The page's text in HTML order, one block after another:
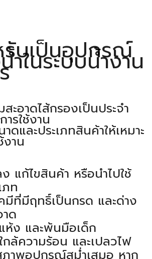
รับเป็นอุปกรณ์
ำในระบบน้ำงาน
ะอาดไส้กรองเป็นประจำ
รใช้งาน
ดและประเภทสินค้าให้เหมาะ
งาน
แก้ไขสินค้า หรือนำไปใช้
ภท
คมีที่มีฤทธิ์เป็นกรด และด่าง
ด
ห้ง และพ้นมือเด็ก
กล้ความร้อน และเปลวไฟ
าพอุปกรณ์สม่ำเสมอ หาก